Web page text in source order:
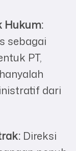
Hukum:
sebagai
PT,
dari
Direksi